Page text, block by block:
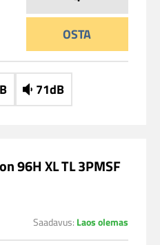
OSTA
B 71dB
96H XL TL 3PMSF
Saadavus: Laos olemas